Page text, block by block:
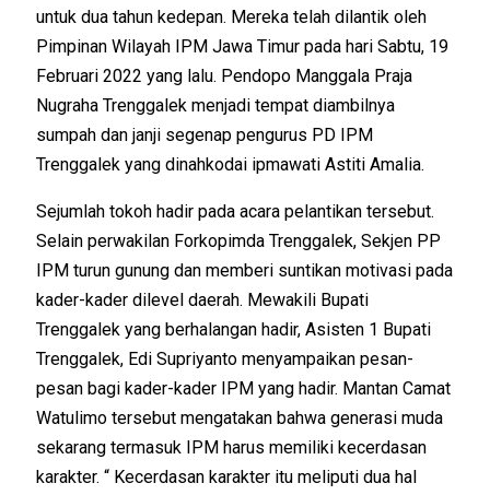
untuk dua tahun kedepan. Mereka telah dilantik oleh
Pimpinan Wilayah IPM Jawa Timur pada hari Sabtu, 19
Februari 2022 yang lalu. Pendopo Manggala Praja
Nugraha Trenggalek menjadi tempat diambilnya
sumpah dan janji segenap pengurus PD IPM
Trenggalek yang dinahkodai ipmawati Astiti Amalia.
Sejumlah tokoh hadir pada acara pelantikan tersebut.
Selain perwakilan Forkopimda Trenggalek, Sekjen PP
IPM turun gunung dan memberi suntikan motivasi pada
kader-kader dilevel daerah. Mewakili Bupati
Trenggalek yang berhalangan hadir, Asisten 1 Bupati
Trenggalek, Edi Supriyanto menyampaikan pesan-
pesan bagi kader-kader IPM yang hadir. Mantan Camat
Watulimo tersebut mengatakan bahwa generasi muda
sekarang termasuk IPM harus memiliki kecerdasan
karakter. “ Kecerdasan karakter itu meliputi dua hal